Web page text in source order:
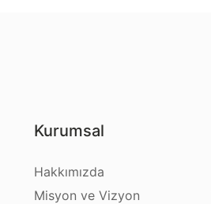
Kurumsal
Hakkımızda
Misyon ve Vizyon